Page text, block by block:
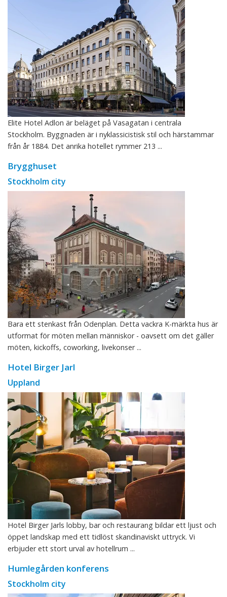
Elite Hotel Adlon är beläget på Vasagatan i centrala
Stockholm. Byggnaden är i nyklassicistisk stil och härstammar
från år 1884. Det anrika hotellet rymmer 213 ...
Brygghuset
Stockholm city
Bara ett stenkast från Odenplan. Detta vackra K-märkta hus är
utformat för möten mellan människor - oavsett om det gäller
möten, kickoffs, coworking, livekonser ...
Hotel Birger Jarl
Uppland
Hotel Birger Jarls lobby, bar och restaurang bildar ett ljust och
öppet landskap med ett tidlöst skandinaviskt uttryck. Vi
erbjuder ett stort urval av hotellrum ...
Humlegården konferens
Stockholm city